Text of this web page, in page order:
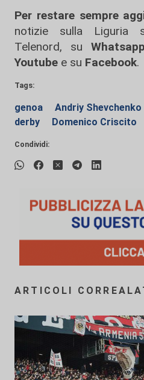
Per restare sempre
notizie sulla Liguria
Telenord, su
Youtube e su Facebook.
Tags:
genoa Andriy Shevchenko
derby
Domenico Criscito
Condividi:
ARTICOLI